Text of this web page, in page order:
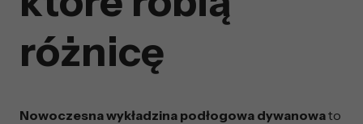
różnicę
Nowoczesna wykładzina podłogowa dywanowato